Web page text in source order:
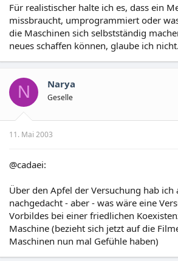
Für realistischer halte ich es, dass ein
missbraucht, umprogrammiert oder
die Maschinen sich selbstständig
neues schaffen können, glaube ich nicht.
N Narya
Geselle
11. Mai 2003
@cadaei:
Über den Apfel der Versuchung hab ich
nachgedacht - aber - was wäre eine
Vorbildes bei einer friedlichen
Maschine (bezieht sich jetzt auf die
Maschinen nun mal Gefühle haben)